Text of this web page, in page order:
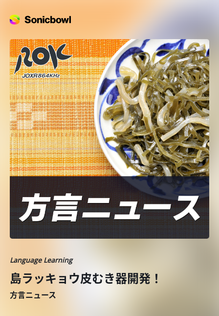
Language Learning
島ラッキョウ皮むき器開発！
方言ニュース